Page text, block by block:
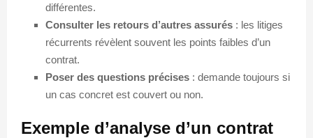
différentes.
Consulter les retours d’autres assurés : les litiges
récurrents révèlent souvent les points faibles d’un
contrat.
Poser des questions précises : demande toujours si
un cas concret est couvert ou non.
Exemple d’analyse d’un contrat